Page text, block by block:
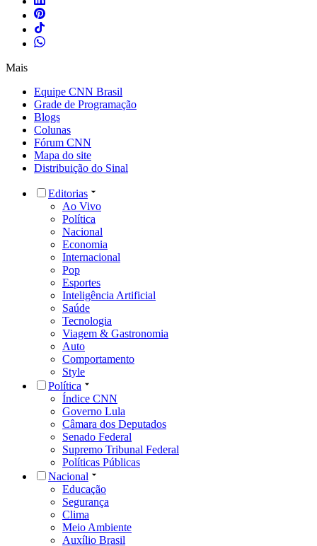
Mais
Equipe CNN Brasil
Grade de Programação
Blogs
Colunas
Fórum CNN
Mapa do site
Distribuição do Sinal
Editorias
Ao Vivo
Política
Nacional
Economia
Internacional
Pop
Esportes
Inteligência Artificial
Saúde
Tecnologia
Viagem & Gastronomia
Auto
Comportamento
Style
Política
Índice CNN
Governo Lula
Câmara dos Deputados
Senado Federal
Supremo Tribunal Federal
Políticas Públicas
Nacional
Educação
Segurança
Clima
Meio Ambiente
Auxílio Brasil